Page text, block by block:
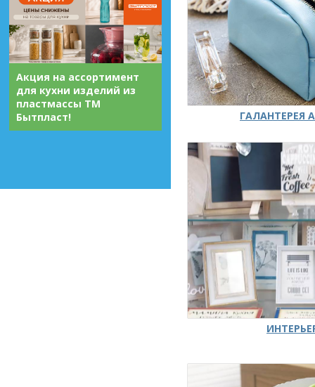
Акция на ассортимент
для кухни изделий из
пластмассы ТМ
Бытпласт!
ГАЛАНТЕРЕЯ